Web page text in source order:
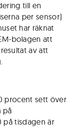
till en
per sensor)
har räknat
bolagen att
av att
procent sett över
på
på tisdagen är